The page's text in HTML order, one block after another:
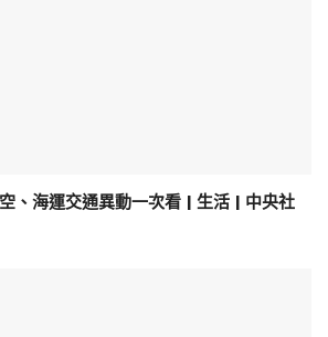
、海運交通異動一次看 | 生活 | 中央社